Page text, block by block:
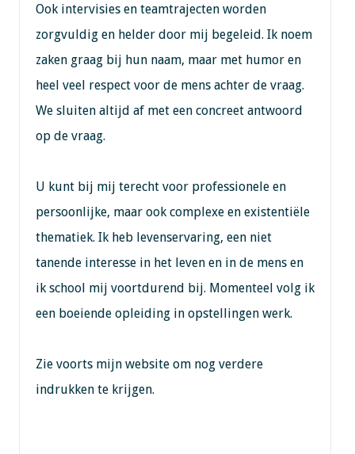
Ook intervisies en teamtrajecten worden
zorgvuldig en helder door mij begeleid. Ik noem
zaken graag bij hun naam, maar met humor en
heel veel respect voor de mens achter de vraag.
We sluiten altijd af met een concreet antwoord
op de vraag.
U kunt bij mij terecht voor professionele en
persoonlijke, maar ook complexe en existentiële
thematiek. Ik heb levenservaring, een niet
tanende interesse in het leven en in de mens en
ik school mij voortdurend bij. Momenteel volg ik
een boeiende opleiding in opstellingen werk.
Zie voorts mijn website om nog verdere
indrukken te krijgen.